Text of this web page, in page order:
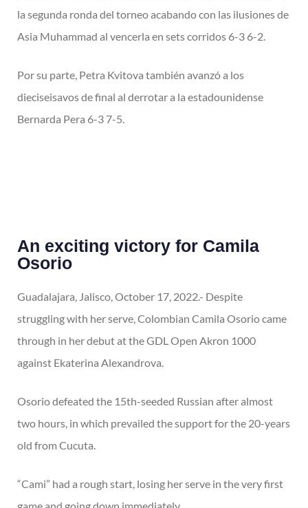
la segunda ronda del torneo acabando con las ilusiones de
Asia Muhammad al vencerla en sets corridos 6-3 6-2.
Por su parte, Petra Kvitova también avanzó a los
dieciseisavos de final al derrotar a la estadounidense
Bernarda Pera 6-3 7-5.
An exciting victory for Camila
Osorio
Guadalajara, Jalisco, October 17, 2022.- Despite
struggling with her serve, Colombian Camila Osorio came
through in her debut at the GDL Open Akron 1000
against Ekaterina Alexandrova.
Osorio defeated the 15th-seeded Russian after almost
two hours, in which prevailed the support for the 20-years
old from Cucuta.
“Cami” had a rough start, losing her serve in the very first